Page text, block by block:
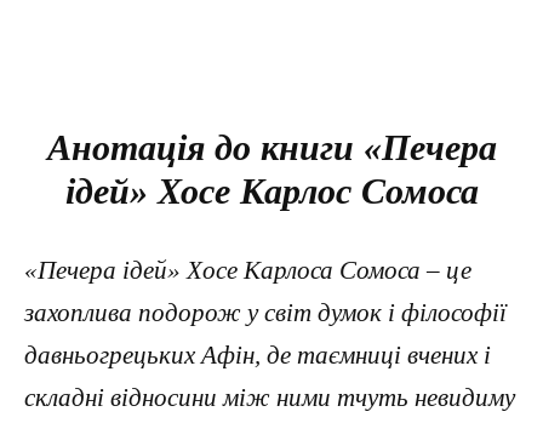
Анотація до книги «Печера
ідей» Хосе Карлос Сомоса
«Печера ідей» Хосе Карлоса Сомоса – це
захоплива подорож у світ думок і філософії
давньогрецьких Афін, де таємниці вчених і
складні відносини між ними тчуть невидиму